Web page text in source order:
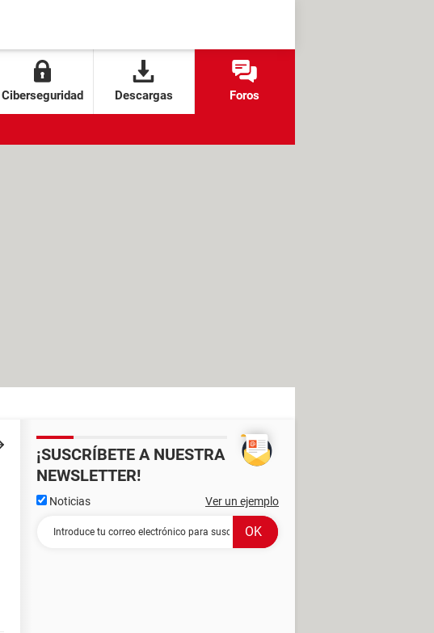
Ciberseguridad Descargas Foros
¡SUSCRÍBETE A NUESTRA
NEWSLETTER!
Noticias Ver un ejemplo